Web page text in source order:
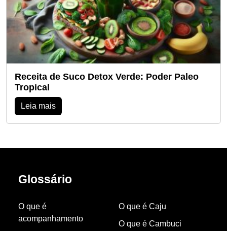
Receita de Suco Detox Verde: Poder Paleo
Tropical
Leia mais
Glossário
O que é
acompanhamento
O que é Caju
O que é Cambuci